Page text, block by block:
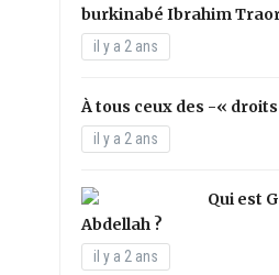
burkinabé Ibrahim
il y a 2 ans
À tous ceux des -«
il y a 2 ans
Qui est
Abdellah ?
il y a 2 ans